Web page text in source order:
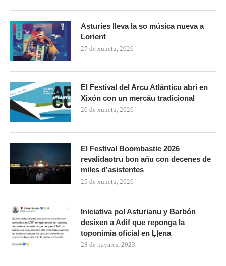
Asturies lleva la so música nueva a
Lorient
27 de xunetu, 2026
El Festival del Arcu Atlánticu abri en
Xixón con un mercáu tradicional
26 de xunetu, 2026
El Festival Boombastic 2026
revalidaotru bon añu con decenes de
miles d’asistentes
25 de xunetu, 2026
Iniciativa pol Asturianu y Barbón
desixen a Adif que reponga la
toponimia oficial en Ḷḷena
28 de payares, 2023